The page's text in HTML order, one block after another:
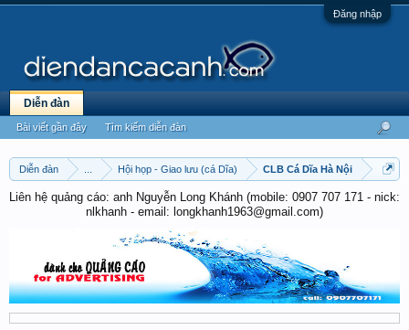
Đăng nhập
Diễn đàn Hội họp - Giao lưu (cá Dĩa) CLB Cá Dĩa Hà Nội
Liên hệ quảng cáo: anh Nguyễn Long Khánh (mobile: 0907 707 171 - nick:
nlkhanh - email: longkhanh1963@gmail.com)
Diễn đàn
Bài viết gần đây Tìm kiếm diễn đàn